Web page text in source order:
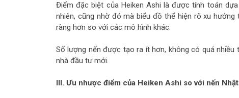
Điểm đặc biệt của Heiken Ashi là được tính toán
nhiên, cũng nhờ đó mà biểu đồ thể hiện rõ xu
ràng hơn so với các mô hình khác.
Số lượng nến được tạo ra ít hơn, không có quá nhiều
nhà đầu tư mới.
III. Ưu nhược điểm của Heiken Ashi so với nến